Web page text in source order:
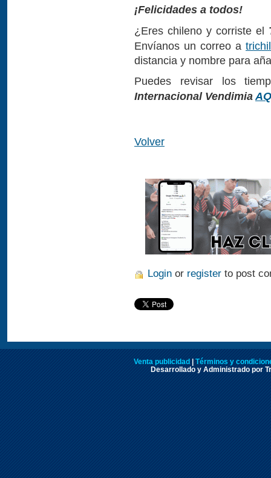
¡Felicidades a todos!
¿Eres chileno y corriste el
Envíanos un correo a
distancia y nombre para
Puedes revisar los
Internacional Vendimia
Volver
Login or register to post
Venta publicidad | Términos y
Desarrollado y Administrado por